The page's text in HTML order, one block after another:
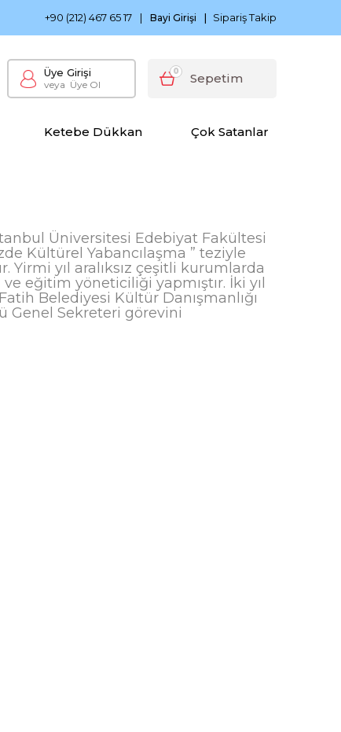
TL ve Üzeri Siparişlerinizde Kargo Bedava
+90 (212) 467 65 17 | Bayi Girişi | Sipariş Takip
0 Sepetim
Üye Girişi
veya Üye Ol
Ketebe Dükkan Çok Satanlar
Üniversitesi Edebiyat Fakültesi
Kültürel Yabancılaşma ” teziyle
Yirmi yıl aralıksız çeşitli kurumlarda
eğitim yöneticiliği yapmıştır. İki yıl
Belediyesi Kültür Danışmanlığı
Genel Sekreteri görevini